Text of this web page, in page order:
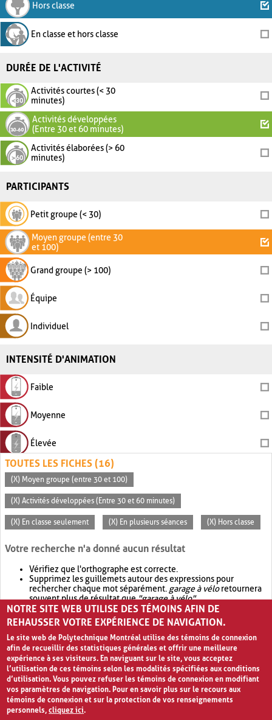
Hors classe
En classe et hors classe
DURÉE DE L'ACTIVITÉ
Activités courtes (< 30
minutes)
Activités développées
(Entre 30 et 60 minutes)
Activités élaborées (> 60
minutes)
PARTICIPANTS
Petit groupe (< 30)
Moyen groupe (entre 30
et 100)
Grand groupe (> 100)
Équipe
Individuel
INTENSITÉ D'ANIMATION
Faible
Moyenne
Élevée
TOUTES LES FICHES (16)
(X) Moyen groupe (entre 30 et 100)
(X) Activités développées (Entre 30 et 60 minutes)
(X) En classe seulement (X) En plusieurs séances (X) Hors classe
Votre recherche n'a donné aucun résultat
Vérifiez que l'orthographe est correcte.
Supprimez les guillemets autour des expressions pour
rechercher chaque mot séparément. garage à véloretournera
souvent plus de résultat que"garage à vélo".
Envisagez d'élargir votre recherche avec OR.garage OR vélo
retournera souvent plus de résultat quegarage à vélo
NOTRE SITE WEB UTILISE DES TÉMOINS AFIN DE
REHAUSSER VOTRE EXPÉRIENCE DE NAVIGATION.
Le site web de Polytechnique Montréal utilise des témoins de connexion
afin de recueillir des statistiques générales et offrir une meilleure
expérience à ses visiteurs. En naviguant sur le site, vous acceptez
l’utilisation de ces témoins selon les modalités spécifiées aux conditions
d’utilisation. Vous pouvez refuser les témoins de connexion en modifiant
vos paramètres de navigation. Pour en savoir plus sur le recours aux
témoins de connexion et sur la protection de vos renseignements
personnels,cliquez ici.